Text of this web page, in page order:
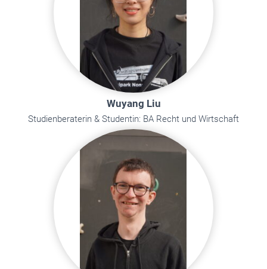
Wuyang Liu
Studienberaterin & Studentin: BA Recht und Wirtschaft